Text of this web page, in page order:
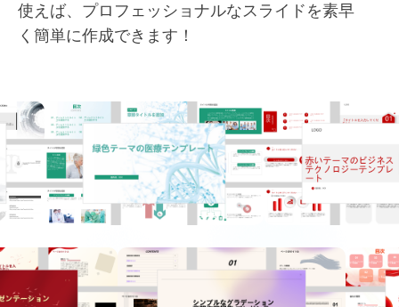
使えば、プロフェッショナルなスライドを素早
く簡単に作成できます！